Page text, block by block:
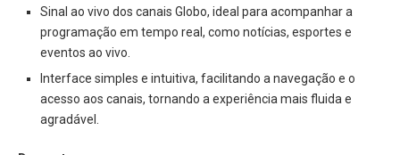
Sinal ao vivo dos canais Globo, ideal para acompanhar a
programação em tempo real, como notícias, esportes e
eventos ao vivo.
Interface simples e intuitiva, facilitando a navegação e o
acesso aos canais, tornando a experiência mais fluida e
agradável.